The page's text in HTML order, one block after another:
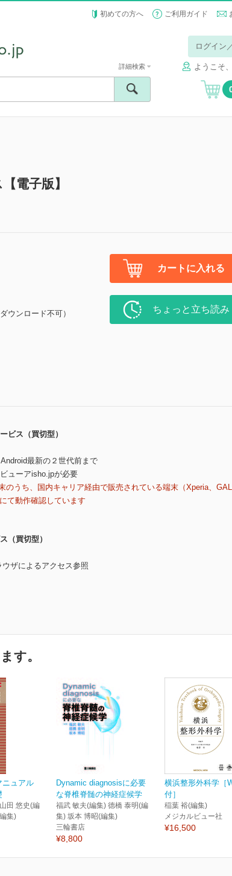
初めての方へ ご利用ガイド
ログイン
ようこそ
詳細検索
電子版】
ウンロード不可）
カートに入れる
ちょっと立ち読み
ビス（買切型）
最新の２世代前まで
ューアisho.jpが必要
うち、国内キャリア経由で販売されている端末（Xperia、
て動作確認しています
（買切型）
ザによるアクセス参照
す。
ニュアル
田 悠史(編
集)
Dynamic diagnosisに必要
な脊椎脊髄の神経症候学
福武 敏夫(編集) 德橋 泰明(編
集) 坂本 博昭(編集)
三輪書店
¥8,800
横浜整形外科学［
付］
稲葉 裕(編集)
メジカルビュー社
¥16,500